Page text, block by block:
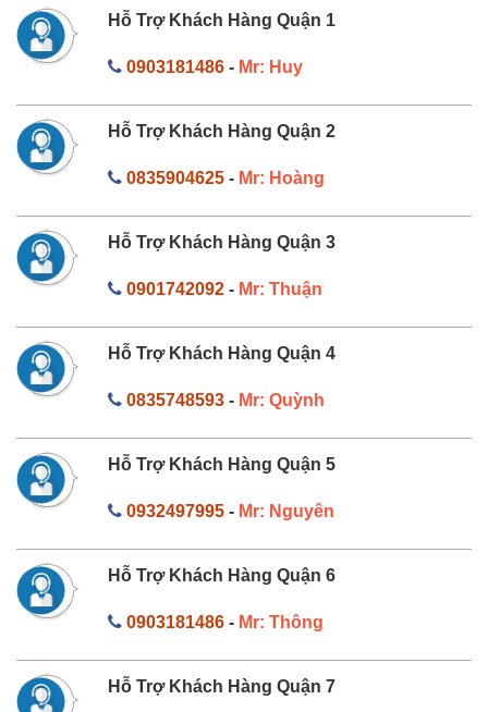
Hỗ Trợ Khách Hàng Quận 1
0903181486- Mr: Huy
Hỗ Trợ Khách Hàng Quận 2
0835904625- Mr: Hoàng
Hỗ Trợ Khách Hàng Quận 3
0901742092- Mr: Thuận
Hỗ Trợ Khách Hàng Quận 4
0835748593- Mr: Quỳnh
Hỗ Trợ Khách Hàng Quận 5
0932497995- Mr: Nguyên
Hỗ Trợ Khách Hàng Quận 6
0903181486- Mr: Thông
Hỗ Trợ Khách Hàng Quận 7